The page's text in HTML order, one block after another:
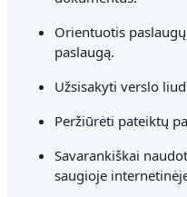
Orientuotis
paslaugą.
Užsisakyti verslo
Peržiūrėti pateiktų
Savarankiškai
saugioje